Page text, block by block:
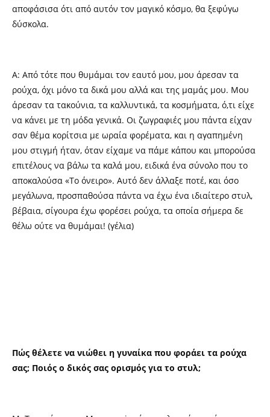
αποφάσισα ότι από αυτόν τον μαγικό κόσμο, θα ξεφύγω
δύσκολα.
A: Από τότε που θυμάμαι τον εαυτό μου, μου άρεσαν τα
ρούχα, όχι μόνο τα δικά μου αλλά και της μαμάς μου. Μου
άρεσαν τα τακούνια, τα καλλυντικά, τα κοσμήματα, ό,τι είχε
να κάνει με τη μόδα γενικά. Οι ζωγραφιές μου πάντα είχαν
σαν θέμα κορίτσια με ωραία φορέματα, και η αγαπημένη
μου στιγμή ήταν, όταν είχαμε να πάμε κάπου και μπορούσα
επιτέλους να βάλω τα καλά μου, ειδικά ένα σύνολο που το
αποκαλούσα «Το όνειρο». Αυτό δεν άλλαξε ποτέ, και όσο
μεγάλωνα, προσπαθούσα πάντα να έχω ένα ιδιαίτερο στυλ,
βέβαια, σίγουρα έχω φορέσει ρούχα, τα οποία σήμερα δε
θέλω ούτε να θυμάμαι! (γέλια)
Πώς θέλετε να νιώθει η γυναίκα που φοράει τα ρούχα
σας; Ποιός ο δικός σας ορισμός για το στυλ;